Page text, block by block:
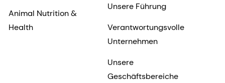
Animal Nutrition &
Health
Unsere Führung
Verantwortungsvolle
Unternehmen
Unsere
Geschäftsbereiche